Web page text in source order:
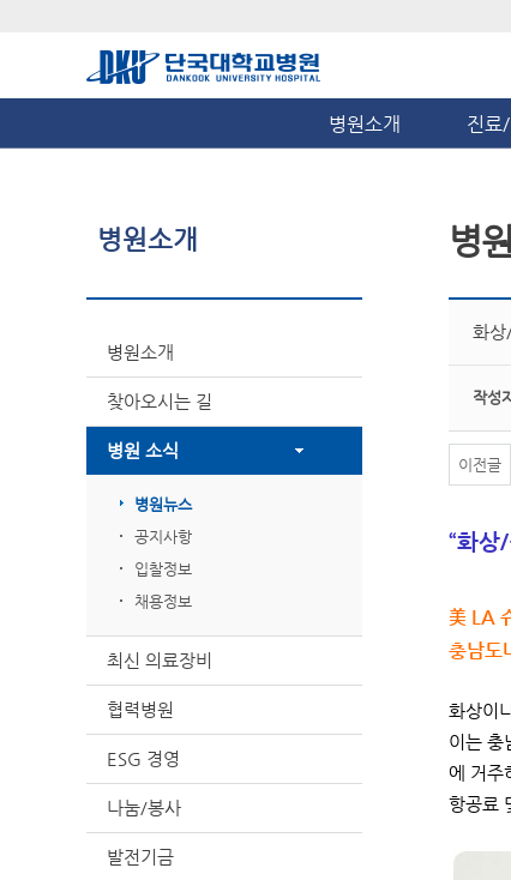
병원소개 진료
병원소개
병원소개
찾아오시는 길
병원 소식
병원뉴스
공지사항
입찰정보
채용정보
최신 의료장비
협력병원
ESG 경영
나눔/봉사
발전기금
병
화상
작성
이전글
“화상
美 LA
충남도
화상이
이는 충
에 거주
항공료